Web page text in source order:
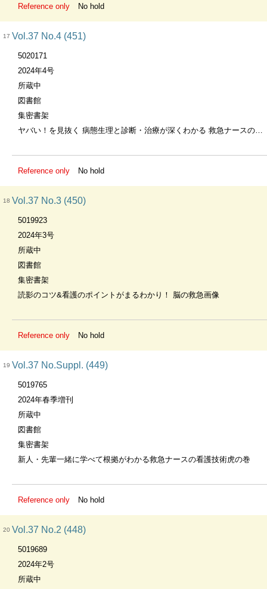
Reference only No hold
17 Vol.37 No.4 (451)
5020171
2024年4号
所蔵中
図書館
集密書架
ヤバい！を見抜く 病態生理と診断・治療が深くわかる 救急ナースのためのショックまるっとマスターブック
Reference only No hold
18 Vol.37 No.3 (450)
5019923
2024年3号
所蔵中
図書館
集密書架
読影のコツ&看護のポイントがまるわかり！ 脳の救急画像
Reference only No hold
19 Vol.37 No.Suppl. (449)
5019765
2024年春季増刊
所蔵中
図書館
集密書架
新人・先輩一緒に学べて根拠がわかる救急ナースの看護技術虎の巻
Reference only No hold
20 Vol.37 No.2 (448)
5019689
2024年2号
所蔵中